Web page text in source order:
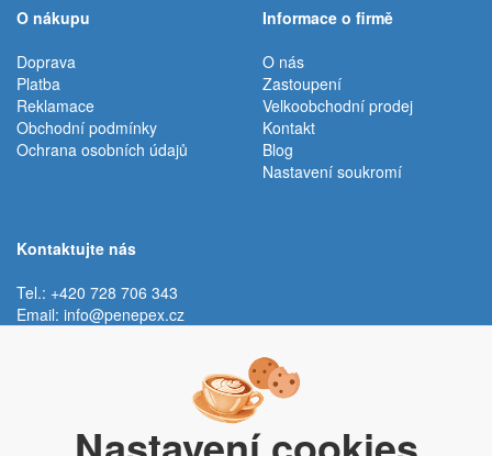
O nákupu
Doprava
Platba
Reklamace
Obchodní podmínky
Ochrana osobních údajů
Informace o firmě
O nás
Zastoupení
Velkoobchodní prodej
Kontakt
Blog
Nastavení soukromí
Kontaktujte nás
Tel.: +420 728 706 343
Email: info@penepex.cz
Trávník 2076, 686 03 Staré Město